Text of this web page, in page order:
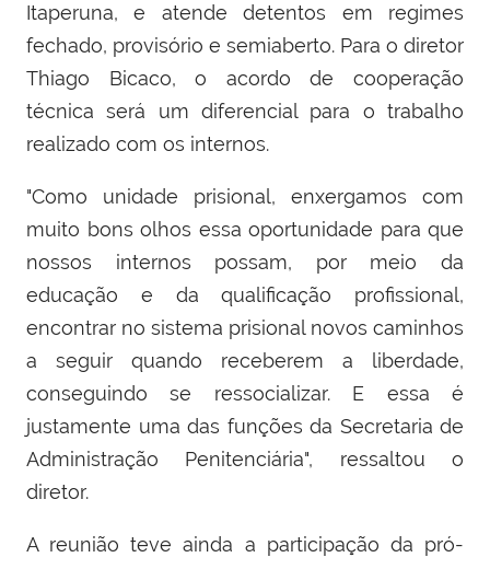
Itaperuna, e atende detentos em regimes
fechado, provisório e semiaberto. Para o diretor
Thiago Bicaco, o acordo de cooperação
técnica será um diferencial para o trabalho
realizado com os internos.
"Como unidade prisional, enxergamos com
muito bons olhos essa oportunidade para que
nossos internos possam, por meio da
educação e da qualificação profissional,
encontrar no sistema prisional novos caminhos
a seguir quando receberem a liberdade,
conseguindo se ressocializar. E essa é
justamente uma das funções da Secretaria de
Administração Penitenciária", ressaltou o
diretor.
A reunião teve ainda a participação da pró-